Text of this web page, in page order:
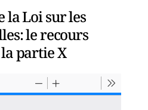
la Loi sur les
le recours
partie X